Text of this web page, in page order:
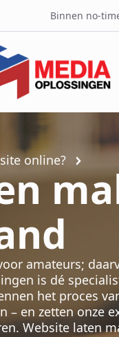
Binnen no-
online?
amateurs;
is dé
het proces
en zetten onze
Website laten